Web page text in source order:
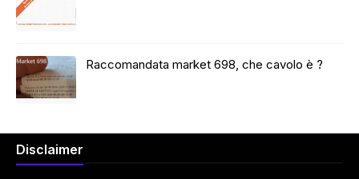
Raccomandata market 698, che cavolo è ?
Disclaimer